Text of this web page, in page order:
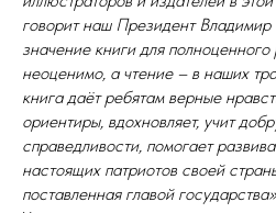
говорит наш Президент
значение книги для полноценного
неоценимо, а чтение – в наших
книга даёт ребятам верные
ориентиры, вдохновляет, учит
справедливости, помогает
настоящих патриотов своей
поставленная главой